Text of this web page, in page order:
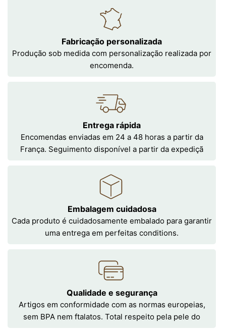
Fabricação personalizada
Produção sob medida com personalização realizada por
encomenda.
Entrega rápida
Encomendas enviadas em 24 a 48 horas a partir da
França. Seguimento disponível a partir da expediçã
Embalagem cuidadosa
Cada produto é cuidadosamente embalado para garantir
uma entrega em perfeitas conditions.
Qualidade e segurança
Artigos em conformidade com as normas europeias,
sem BPA nem ftalatos. Total respeito pela pele do